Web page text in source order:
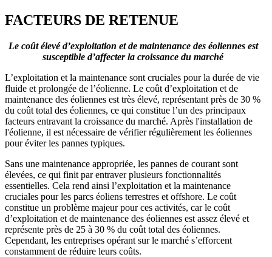
FACTEURS DE RETENUE
Le coût élevé d’exploitation et de maintenance des éoliennes est
susceptible d’affecter la croissance du marché
L’exploitation et la maintenance sont cruciales pour la durée de vie
fluide et prolongée de l’éolienne. Le coût d’exploitation et de
maintenance des éoliennes est très élevé, représentant près de 30 %
du coût total des éoliennes, ce qui constitue l’un des principaux
facteurs entravant la croissance du marché. Après l'installation de
l'éolienne, il est nécessaire de vérifier régulièrement les éoliennes
pour éviter les pannes typiques.
Sans une maintenance appropriée, les pannes de courant sont
élevées, ce qui finit par entraver plusieurs fonctionnalités
essentielles. Cela rend ainsi l’exploitation et la maintenance
cruciales pour les parcs éoliens terrestres et offshore. Le coût
constitue un problème majeur pour ces activités, car le coût
d’exploitation et de maintenance des éoliennes est assez élevé et
représente près de 25 à 30 % du coût total des éoliennes.
Cependant, les entreprises opérant sur le marché s’efforcent
constamment de réduire leurs coûts.